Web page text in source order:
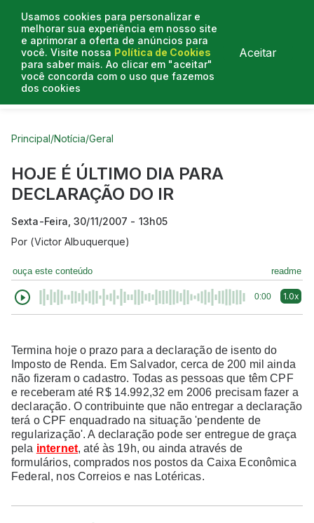
Usamos cookies para personalizar e
melhorar sua experiência em nosso site
e aprimorar a oferta de anúncios para
você. Visite nossa Política de Cookies
para saber mais. Ao clicar em "aceitar"
você concorda com o uso que fazemos
dos cookies
Aceitar
Curtas do Poder
Principal/Notícia/Geral
HOJE É ÚLTIMO DIA PARA
DECLARAÇÃO DO IR
Sexta-Feira, 30/11/2007 - 13h05
Por (Victor Albuquerque)
ouça este conteúdo readme
0:00 1.0x
Termina hoje o prazo para a declaração de isento do
Imposto de Renda. Em Salvador, cerca de 200 mil ainda
não fizeram o cadastro. Todas as pessoas que têm CPF
e receberam até R$ 14.992,32 em 2006 precisam fazer a
declaração. O contribuinte que não entregar a declaração
terá o CPF enquadrado na situação 'pendente de
regularização'. A declaração pode ser entregue de graça
pela internet, até às 19h, ou ainda através de
formulários, comprados nos postos da Caixa Econômica
Federal, nos Correios e nas Lotéricas.